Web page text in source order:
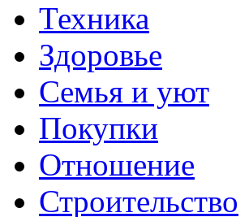
Техника
Здоровье
Семья и уют
Покупки
Отношение
Строительство